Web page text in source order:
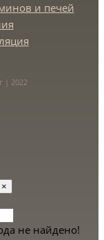
и печей
| 2022
×
не найдено!